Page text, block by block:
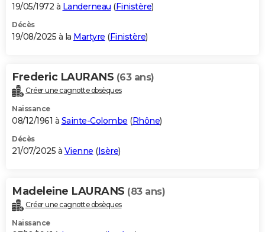
19/05/1972 à Landerneau (Finistère)
Décès
19/08/2025 à la Martyre (Finistère)
Frederic LAURANS (63 ans)
Créer une cagnotte obsèques
Naissance
08/12/1961 à Sainte-Colombe (Rhône)
Décès
21/07/2025 à Vienne (Isère)
Madeleine LAURANS (83 ans)
Créer une cagnotte obsèques
Naissance